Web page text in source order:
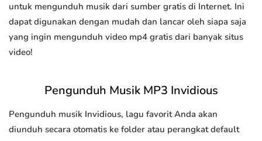
untuk mengunduh musik dari sumber gratis di Internet. Ini
dapat digunakan dengan mudah dan lancar oleh siapa saja
yang ingin mengunduh video mp4 gratis dari banyak situs
video!
Pengunduh Musik MP3 Invidious
Pengunduh musik Invidious, lagu favorit Anda akan
diunduh secara otomatis ke folder atau perangkat default